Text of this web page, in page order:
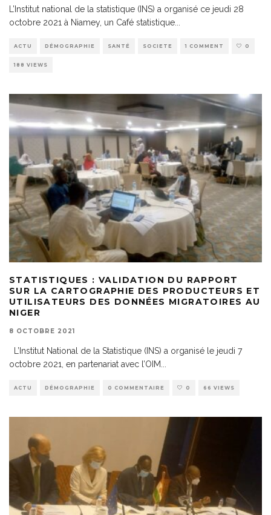
L’Institut national de la statistique (INS) a organisé ce jeudi 28
octobre 2021 à Niamey, un Café statistique
ACTU DÉMOGRAPHIE SANTÉ SOCIETE 1 COMMENT 0
188 VIEWS
STATISTIQUES : VALIDATION DU RAPPORT
SUR LA CARTOGRAPHIE DES PRODUCTEURS ET
UTILISATEURS DES DONNÉES MIGRATOIRES AU
NIGER
8 OCTOBRE 2021
L’Institut National de la Statistique (INS) a organisé le jeudi 7
octobre 2021, en partenariat avec l’OIM...
ACTU DÉMOGRAPHIE 0 COMMENTAIRE 0 66 VIEWS